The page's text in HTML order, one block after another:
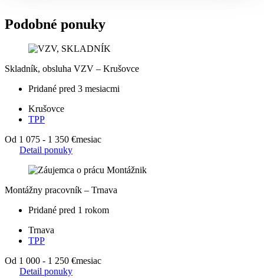
Podobné ponuky
Skladník, obsluha VZV – Krušovce
Pridané pred 3 mesiacmi
Krušovce
TPP
Od 1 075 - 1 350 €mesiac
Detail ponuky
Montážny pracovník – Trnava
Pridané pred 1 rokom
Trnava
TPP
Od 1 000 - 1 250 €mesiac
Detail ponuky